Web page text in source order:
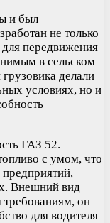
и был
не только
передвижения
в сельском
делали
условиях, но и
ГАЗ 52.
с умом, что
Внешний вид
требованиям, он
для водителя